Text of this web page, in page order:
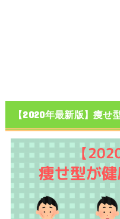
【2020年最新版】痩せ